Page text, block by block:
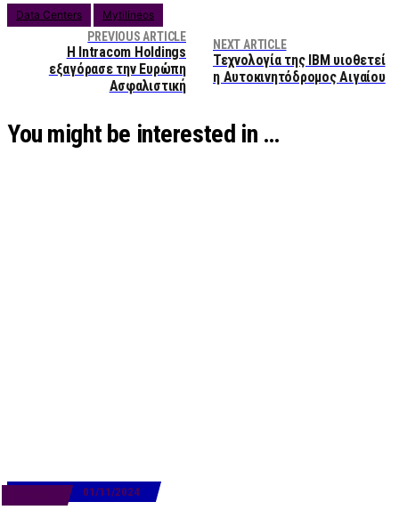
Data Centers Mytilineos
PREVIOUS ARTICLE
Η Intracom Holdings
εξαγόρασε την Ευρώπη
Ασφαλιστική
NEXT ARTICLE
Τεχνολογία της IBM υιοθετεί
η Αυτοκινητόδρομος Αιγαίου
You might be interested in …
01/11/2024